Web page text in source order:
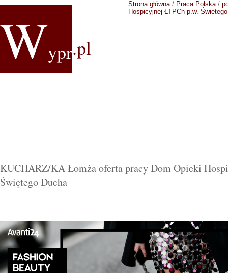
Wypr.pl
Strona główna/ Praca Polska/
Hospicyjnej ŁTPCh p.w.
KUCHARZ/KA Łomża oferta pracy Dom Opieki
Świętego Ducha